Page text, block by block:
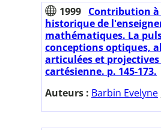
1999 Contribution
historique de
mathématiques. La
conceptions optiques,
articulées et projectives
cartésienne. p. 145-173.
Auteurs : Barbin Evelyne